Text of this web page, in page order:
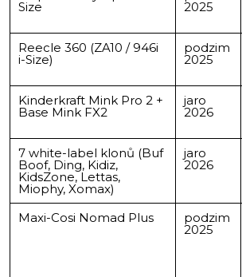
Size 2025
Reecle 360 (ZA10 / 946i
i-Size)
podzim
2025
Kinderkraft Mink Pro 2 +
Base Mink FX2
jaro
2026
7 white-label klonů (Buf
Boof, Ding, Kidiz,
KidsZone, Lettas,
Miophy, Xomax)
jaro
2026
Maxi-Cosi Nomad Plus podzim
2025